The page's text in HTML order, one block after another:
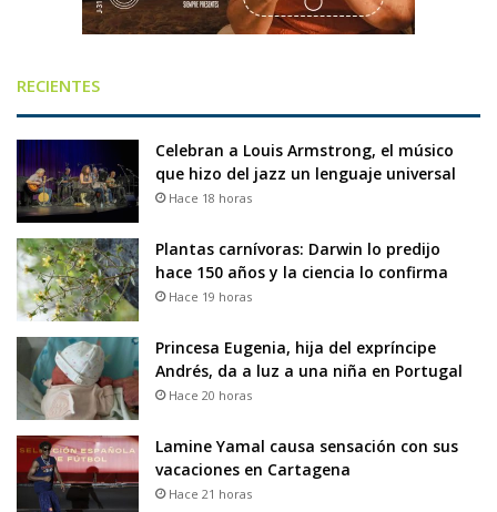
RECIENTES
Celebran a Louis Armstrong, el músico
que hizo del jazz un lenguaje universal
Hace 18 horas
Plantas carnívoras: Darwin lo predijo
hace 150 años y la ciencia lo confirma
Hace 19 horas
Princesa Eugenia, hija del expríncipe
Andrés, da a luz a una niña en Portugal
Hace 20 horas
Lamine Yamal causa sensación con sus
vacaciones en Cartagena
Hace 21 horas